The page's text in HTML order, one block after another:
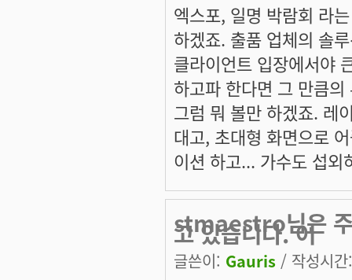
엑스포, 일명 박람회 라
하겠죠. 출품 업체의 솔
클라이언트 입장에서야
하고파 한다면 그 만큼
그럼 뭐 볼만 하겠죠. 레
대고, 초대형 화면으로
이션 하고... 가수도 섭외
stmaestro님은 주
고 있습니다. 어
글쓴이: Gauris / 작성시